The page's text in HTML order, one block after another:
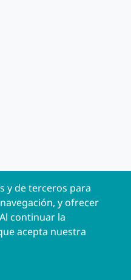
y de terceros para
y ofrecer
continuar la
acepta nuestra